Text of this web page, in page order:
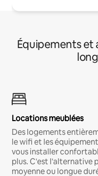
Équipements et
Locations meublées
Des logements
le wifi et les
vous installer
plus. C'est l'alternative
moyenne ou longue